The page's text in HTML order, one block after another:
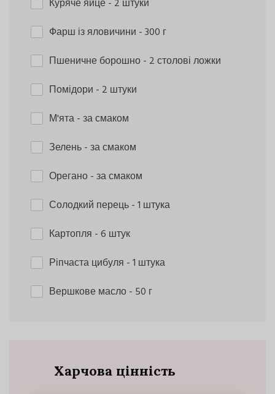
Куряче яйце- 2 штуки
Фарш із яловичини - 300 г
Пшеничне борошно- 2 столові ложки
Помідори - 2 штуки
М'ята- за смаком
Зелень- за смаком
Орегано- за смаком
Солодкий перець- 1 штука
Картопля - 6 штук
Ріпчаста цибуля - 1 штука
Вершкове масло- 50 г
Харчова цінність